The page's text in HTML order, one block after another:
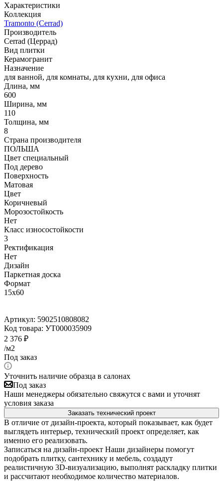
Характеристики
Коллекция
Tramonto (Cerrad)
Производитель
Cerrad (Церрад)
Вид плитки
Керамогранит
Назначение
для ванной, для комнаты, для кухни, для офиса
Длина, мм
600
Ширина, мм
110
Толщина, мм
8
Страна производителя
ПОЛЬША
Цвет специальный
Под дерево
Поверхность
Матовая
Цвет
Коричневый
Морозостойкость
Нет
Класс износостойкости
3
Ректификация
Нет
Дизайн
Паркетная доска
Формат
15x60
Артикул: 5902510808082
Код товара: УТ000035909
2 376 ₽
/м2
Под заказ
Уточнить наличие образца в салонах
Под заказ
Наши менеджеры обязательно свяжутся с вами и уточнят
условия заказа
Заказать технический проект
В отличие от дизайн-проекта, который показывает, как будет
выглядеть интерьер, технический проект определяет, как
именно его реализовать.
Записаться на дизайн-проект Наши дизайнеры помогут
подобрать плитку, сантехнику и мебель, создадут
реалистичную 3D-визуализацию, выполнят раскладку плитки
и рассчитают необходимое количество материалов.